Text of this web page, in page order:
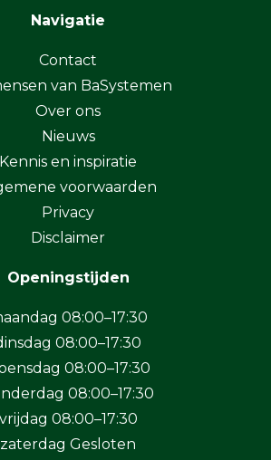
Navigatie
Contact
van BaSystemen
Over ons
Nieuws
Kennis en inspiratie
voorwaarden
Privacy
Disclaimer
Openingstijden
08:00–17:30
08:00–17:30
08:00–17:30
08:00–17:30
vrijdag 08:00–17:30
zaterdag Gesloten